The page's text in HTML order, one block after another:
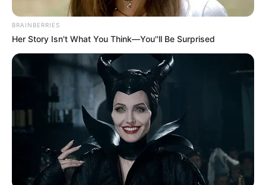
BRAINBERRIES
Her Story Isn't What You Think—You''ll Be Surprised